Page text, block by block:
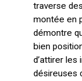
traverse
montée en
démontre
bien
d’attirer
désireuses